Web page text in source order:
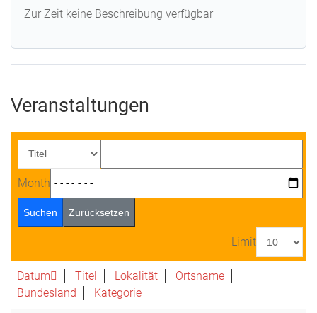
Zur Zeit keine Beschreibung verfügbar
Veranstaltungen
Month
Suchen Zurücksetzen
Limit
Datum Titel Lokalität
Ortsname
Bundesland
Kategorie